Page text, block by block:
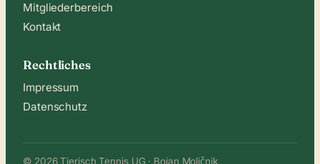
Mitgliederbereich
Kontakt
Rechtliches
Impressum
Datenschutz
© 2026 Tierisch Tennis UG · Bojan Moličnik